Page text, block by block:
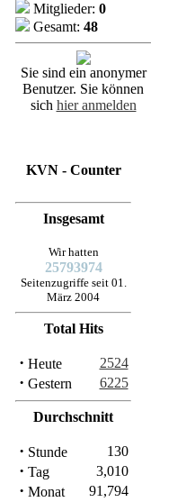
Mitglieder: 0
Gesamt: 48
Sie sind ein anonymer
Benutzer. Sie können
sich hier anmelden
KVN - Counter
Insgesamt
Wir hatten
25793974
Seitenzugriffe seit 01.
März 2004
Total Hits
· Heute 2524
· Gestern 6225
Durchschnitt
· Stunde 130
· Tag 3,010
· Monat 91,794